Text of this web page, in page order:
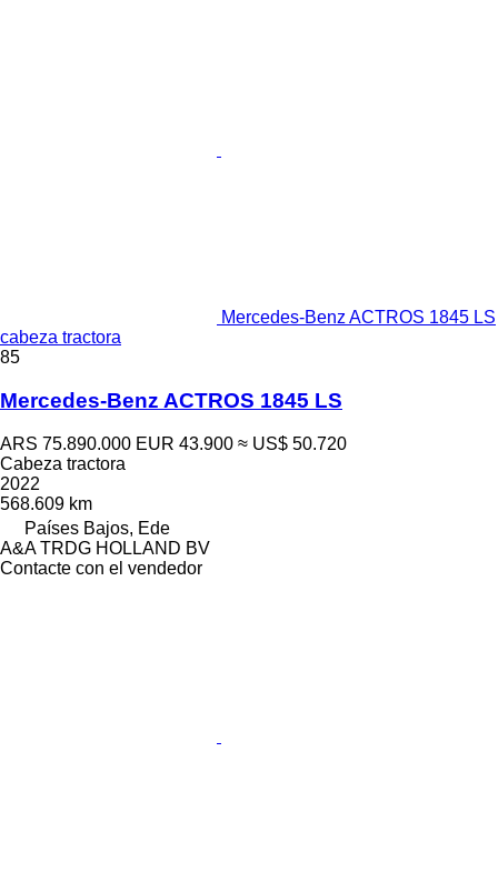
Mercedes-Benz ACTROS 1845 LS
cabeza tractora
85
Mercedes-Benz ACTROS 1845 LS
ARS 75.890.000 EUR 43.900 ≈ US$ 50.720
Cabeza tractora
2022
568.609 km
Países Bajos, Ede
A&A TRDG HOLLAND BV
Contacte con el vendedor